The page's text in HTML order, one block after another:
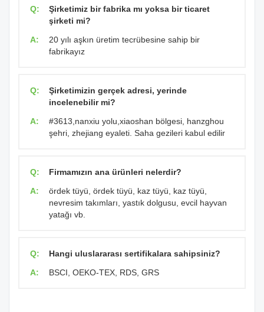
Q:
Şirketimiz bir fabrika mı yoksa bir ticaret
şirketi mi?
A:
20 yılı aşkın üretim tecrübesine sahip bir
fabrikayız
Q:
Şirketimizin gerçek adresi, yerinde
incelenebilir mi?
A:
#3613,nanxiu yolu,xiaoshan bölgesi, hanzghou
şehri, zhejiang eyaleti. Saha gezileri kabul edilir
Q:
Firmamızın ana ürünleri nelerdir?
A:
ördek tüyü, ördek tüyü, kaz tüyü, kaz tüyü,
nevresim takımları, yastık dolgusu, evcil hayvan
yatağı vb.
Q:
Hangi uluslararası sertifikalara sahipsiniz?
A:
BSCI, OEKO-TEX, RDS, GRS